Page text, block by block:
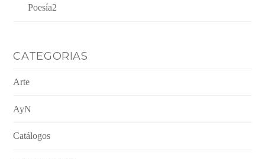
Poesía2
CATEGORIAS
Arte
AyN
Catálogos